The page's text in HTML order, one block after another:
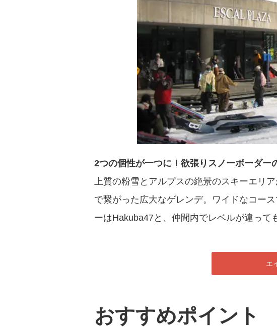
2つの個性が一つに！欲張りスノーボーダー
上質の粉雪とアルプスの絶景のスキーエリ
で繋がった広大なゲレンデ。ワイドなコー
ーはHakuba47と、仲間内でレベルが違って
エ
おすすめポイント